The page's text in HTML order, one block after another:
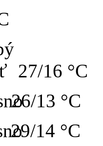
27/16 °C
26/13 °C
29/14 °C